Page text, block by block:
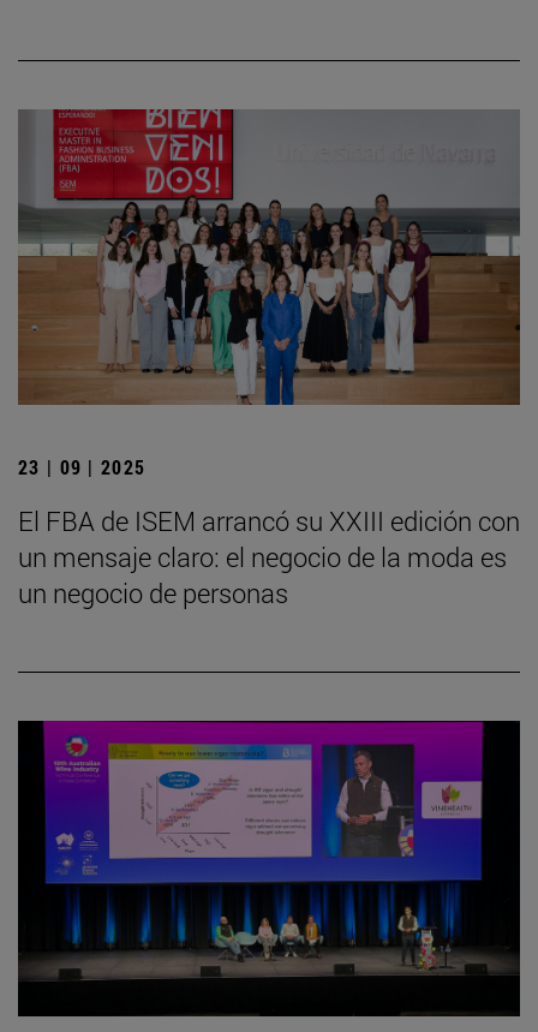
23 | 09 | 2025
El FBA de ISEM arrancó su XXIII edición con
un mensaje claro: el negocio de la moda es
un negocio de personas